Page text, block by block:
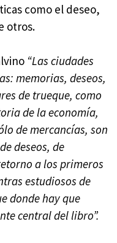
como el deseo,
otros.
“Las ciudades
memorias, deseos,
de trueque, como
de la economía,
de mercancías, son
deseos, de
a los primeros
estudiosos de
donde hay que
central del libro”.